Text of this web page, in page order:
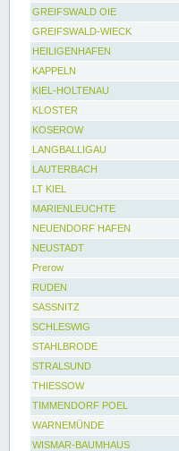
GREIFSWALD OIE
GREIFSWALD-WIECK
HEILIGENHAFEN
KAPPELN
KIEL-HOLTENAU
KLOSTER
KOSEROW
LANGBALLIGAU
LAUTERBACH
LT KIEL
MARIENLEUCHTE
NEUENDORF HAFEN
NEUSTADT
Prerow
RUDEN
SASSNITZ
SCHLESWIG
STAHLBRODE
STRALSUND
THIESSOW
TIMMENDORF POEL
WARNEMÜNDE
WISMAR-BAUMHAUS